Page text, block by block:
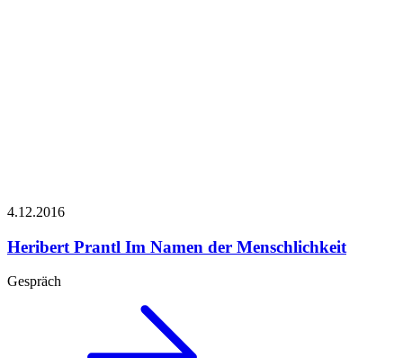
4.12.2016
Heribert Prantl Im Namen der Menschlichkeit
Gespräch